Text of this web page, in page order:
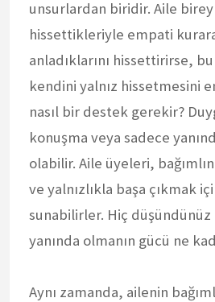
unsurlardan biridir. Aile
hissettikleriyle empati
anladıklarını hissettirirse,
kendini yalnız hissetmesini
nasıl bir destek gerekir?
konuşma veya sadece
olabilir. Aile üyeleri,
ve yalnızlıkla başa çıkmak
sunabilirler. Hiç
yanında olmanın gücü ne
Aynı zamanda, ailenin